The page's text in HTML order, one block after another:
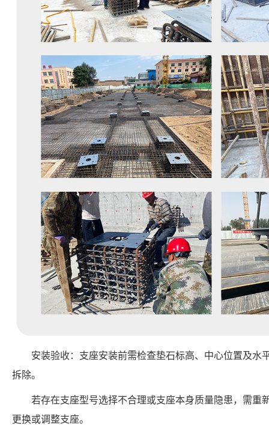
安装验收：支座安装前需检查垫石标高、中心位置及水
拆除。
若存在支座型号选择不合理或支座本身质量隐患，需重
更换或调整支座。